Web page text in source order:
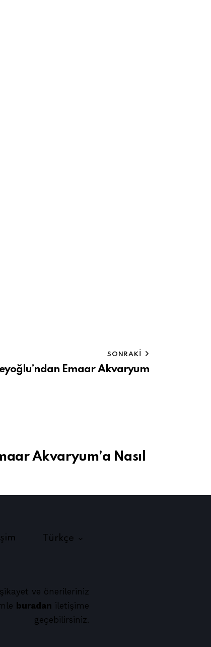
SONRAKI
Emaar Akvaryum
Akvaryum’a Nasıl
Türkçe
ve önerileriniz
buradan iletişime
geçebilirsiniz.